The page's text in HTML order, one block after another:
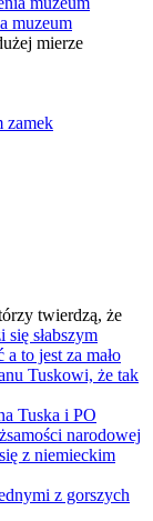
muzeum
mierze
zamek
twierdzą, że
słabszym
to jest za mało
Tuskowi, że tak
Tuska i PO
narodowej
z niemieckim
z gorszych